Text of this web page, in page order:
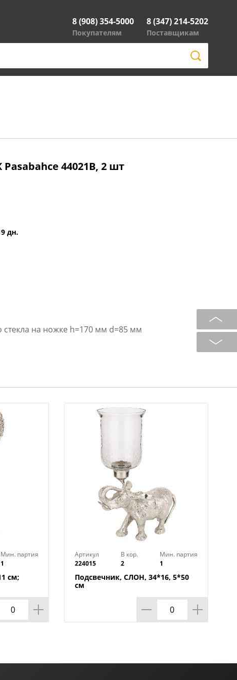
8 (908) 354-5000
Покупателям
8 (347) 214-5202
Поставщикам
44021B, 2 шт
дн.
на ножке h=170 мм d=85 мм
Мин. партия
1
см;
Артикул
224015
В кор.
2
Мин. партия
1
Подсвечник, СЛОН, 34*16, 5*50
см